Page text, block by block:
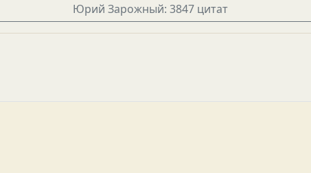
Юрий Зарожный: 3847 цитат